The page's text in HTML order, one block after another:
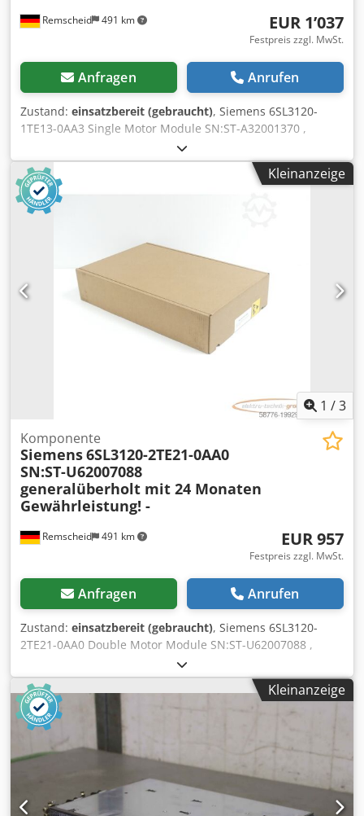
Remscheid 491 km EUR 1’037
Festpreis zzgl. MwSt.
Anfragen Anrufen
Zustand: einsatzbereit (gebraucht), Siemens 6SL3120-
1TE13-0AA3 Single Motor Module SN:ST-A32001370 ,
fachgerecht komplett überholt und getestet mit 24
Monaten Gewährleistung, 100% funktionsfähig,
Lieferumfang gem. Fotos,Für diesen Artikel gelten nicht die
vereinbarten Verkaufsrabatte. Preis bitte separat erfragen!
Cjdpfoxag Tusx Ak Asha
Kleinanzeige
1 /3
Remscheid 491 km
Komponente
Siemens6SL3120-2TE21-0AA0
SN:ST-U62007088
generalüberholt mit 24 Monaten
Gewährleistung! -
EUR 957
Festpreis zzgl. MwSt.
Anfragen Anrufen
Zustand: einsatzbereit (gebraucht), Siemens 6SL3120-
2TE21-0AA0 Double Motor Module SN:ST-U62007088 ,
fachgerecht komplett überholt und getestet mit 24
Monaten Gewährleistung, 100% funktionsfähig,
Lieferumfang gem. Fotos,Für diesen Artikel gelten nicht die
vereinbarten Verkaufsrabatte. Preis bitte separat erfragen!
Cjdpfxsxaha As Ak Aoha
Kleinanzeige